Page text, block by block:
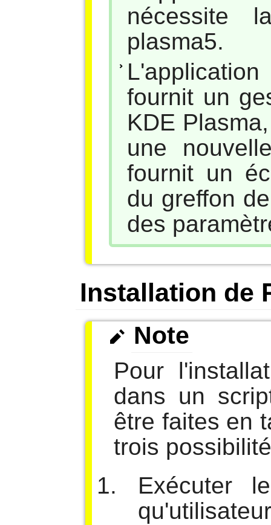
nécessite
plasma5.
fournit un
KDE
une
fournit un
du greffon
des
Installation de
Note
Pour
dans un
être faites en
trois
Exécuter